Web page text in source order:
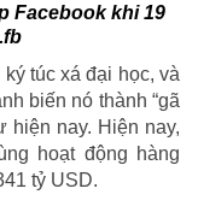
Facebook khi 19
túc xá đại học, và
biến nó thành “gã
hiện nay. Hiện nay,
hoạt động hàng
tỷ USD.